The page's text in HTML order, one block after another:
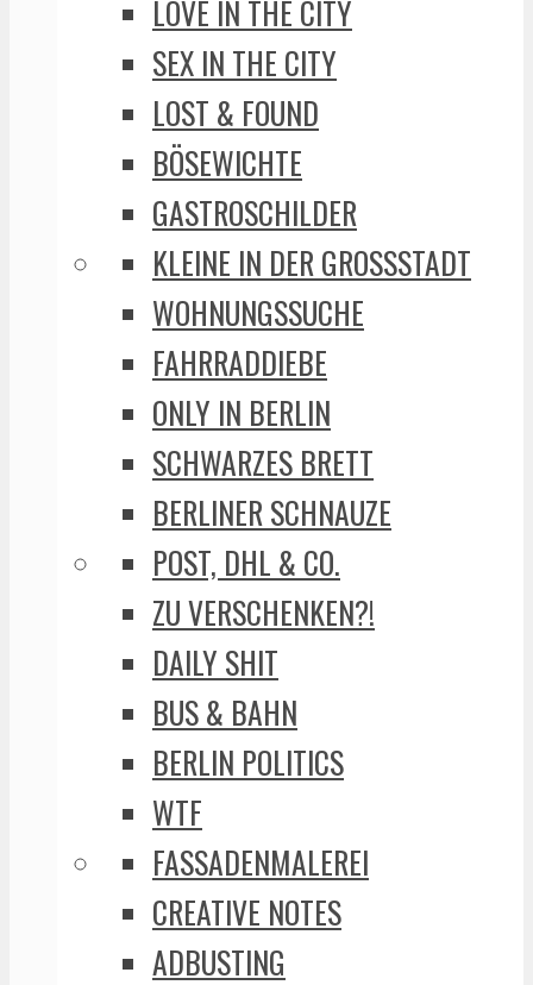
LOVE IN THE CITY
SEX IN THE CITY
LOST & FOUND
BÖSEWICHTE
GASTROSCHILDER
KLEINE IN DER GROSSSTADT
WOHNUNGSSUCHE
FAHRRADDIEBE
ONLY IN BERLIN
SCHWARZES BRETT
BERLINER SCHNAUZE
POST, DHL & CO.
ZU VERSCHENKEN?!
DAILY SHIT
BUS & BAHN
BERLIN POLITICS
WTF
FASSADENMALEREI
CREATIVE NOTES
ADBUSTING